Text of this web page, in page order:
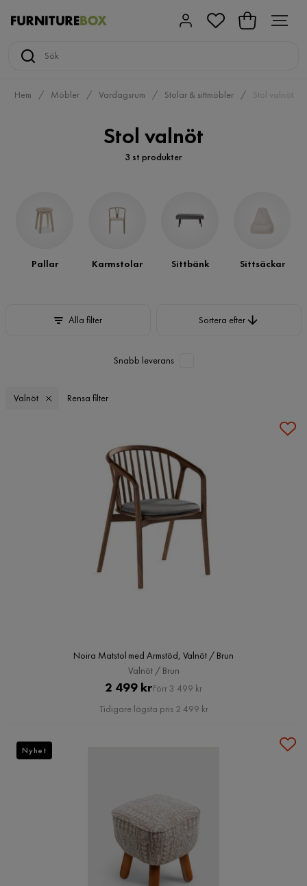
Hem Möbler Vardagsrum Stolar & sittmöbler Stol valnöt
Stol valnöt
3 st produkter
Pallar Karmstolar Sittbänk Sittsäckar
Alla filter Sortera efter
Snabb leverans
Valnöt Rensa filter
Noira Matstol med Armstöd, Valnöt / Brun
Valnöt / Brun
Pris
2 499 krOriginal
Pris
Förr 3 499 kr
Tidigare lägsta pris 2 499 kr
Nyhet